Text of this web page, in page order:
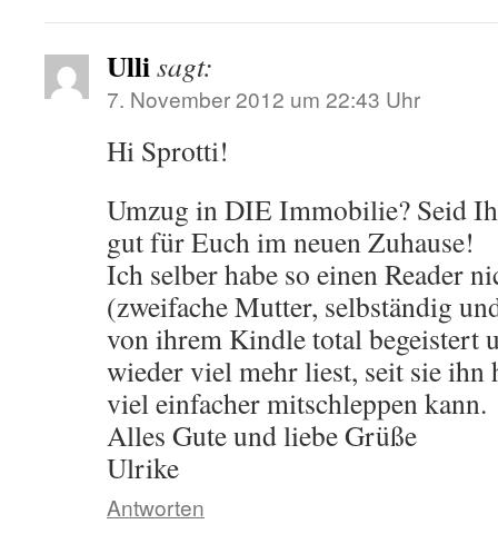
Ullisagt:
7. November 2012 um 22:43 Uhr
Hi Sprotti!
Umzug in DIE Immobilie? Seid
gut für Euch im neuen Zuhause!
Ich selber habe so einen Reader
(zweifache Mutter, selbständig
von ihrem Kindle total begeistert
wieder viel mehr liest, seit sie ihn
viel einfacher mitschleppen kann.
Alles Gute und liebe Grüße
Ulrike
Antworten